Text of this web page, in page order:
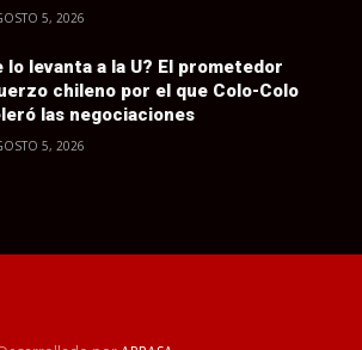
5, 2026
lo levanta a la U? El prometedor
chileno por el que Colo-Colo
las negociaciones
5, 2026